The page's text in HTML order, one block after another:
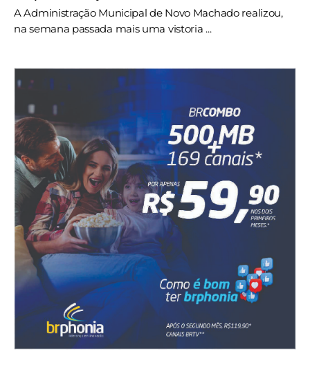
A Administração Municipal de Novo Machado realizou,
na semana passada mais uma vistoria ...